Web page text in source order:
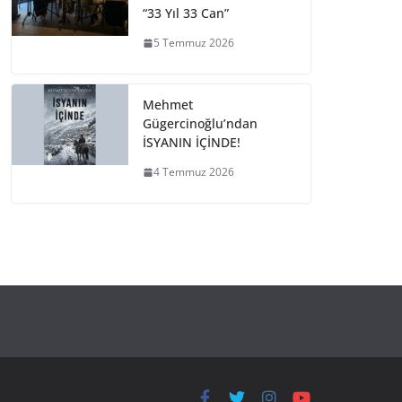
“33 Yıl 33 Can”
5 Temmuz 2026
Mehmet
Gügercinoğlu’ndan
İSYANIN İÇİNDE!
4 Temmuz 2026